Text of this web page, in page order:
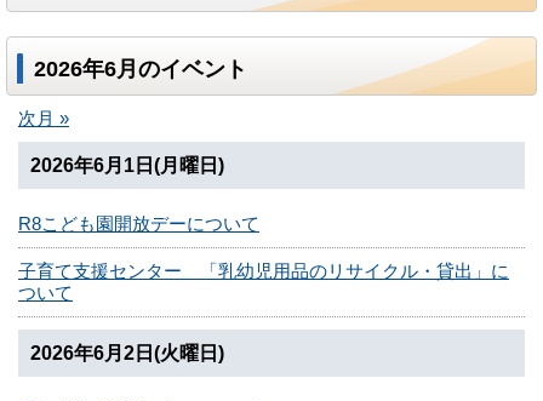
2026年6月のイベント
次月 »
2026年6月1日(月曜日)
R8こども園開放デーについて
子育て支援センター 「乳幼児用品のリサイクル・貸出」に
ついて
2026年6月2日(火曜日)